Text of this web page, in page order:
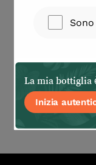
NUOVO
l’Europa
La mia bottiglia
Inizia